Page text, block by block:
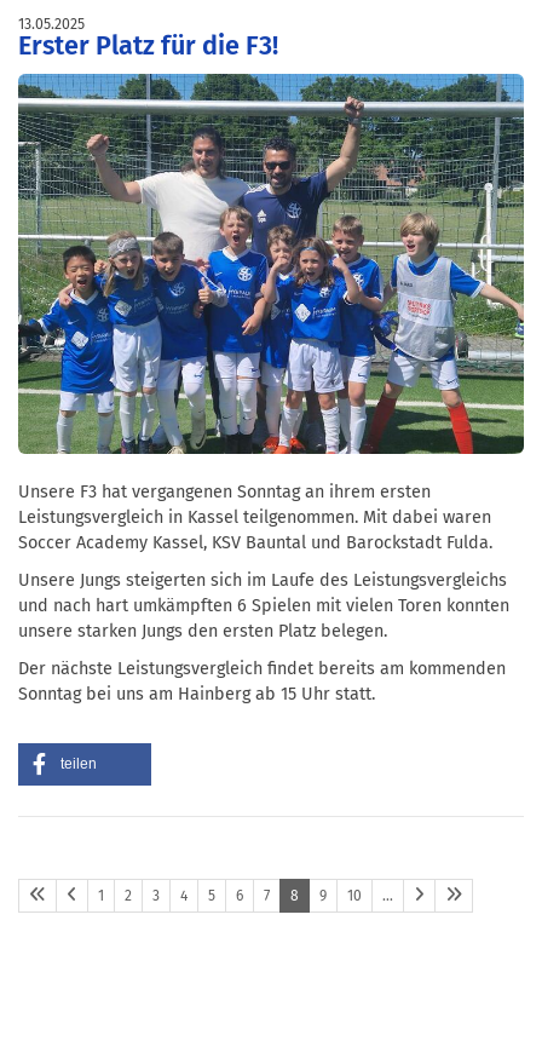
13.05.2025
Erster Platz für die F3!
Unsere F3 hat vergangenen Sonntag an ihrem ersten
Leistungsvergleich in Kassel teilgenommen. Mit dabei waren
Soccer Academy Kassel, KSV Bauntal und Barockstadt Fulda.
Unsere Jungs steigerten sich im Laufe des Leistungsvergleichs
und nach hart umkämpften 6 Spielen mit vielen Toren konnten
unsere starken Jungs den ersten Platz belegen.
Der nächste Leistungsvergleich findet bereits am kommenden
Sonntag bei uns am Hainberg ab 15 Uhr statt.
teilen
1 2 3 4 5 6 7 8 9 10 …